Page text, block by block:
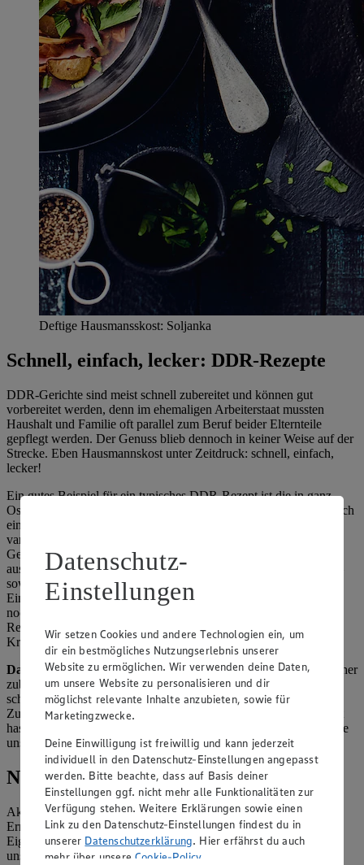
Deftige Hausmansskost: Soljanka
Schnell, einfach, lecker: DDR-Rezepte
DDR-Gerichte sind meist schnell zubereitet und können gut
vorbereitet werden, denn im ehemaligen Arbeiterstaat mussten
Haushalt und Familie oft parallel zum Beruf beider Elternteile
gepflegt werden. Der Genuss blieb dennoch in keiner Weise auf der
Strecke. Eben Hausmannskost unter Zeitdruck: schnell, einfach,
lecker!
Ein gutes Beispiel für ein typisches DDR-Rezept ist die in ganz
Osteuropa verbreitete Soljanka. Der deftige Eintopf begeistert durch
eine süßlich-säuerliche Geschmacksnote und lässt sich vielfach
variieren, je nachdem welche Zutaten gerade im Haus sind.
Gemüse, Gewürzgurken – die nach dem Soljanka-Originalrezept
aus der DDR entscheidend für den besonderen Geschmack sind –
sowie Speck und Schweinefleisch bilden dabei die Grundlage des
Eintopfs. Wie bei unseremSoljanka-Rezept
noch Jagdwurst- und Salami-Würfel zugeben. So wird das DDR-
Rezept noch deftiger, noch würziger, und deiner kulinarischen
Kreativität sind kaum Grenzen gesetzt.
Das Beste:Du kannst die Soljanka sehr gut bereits einen Tag vorher
zubereiten. Wenn der Eintopf nämlich gut durchgezogen ist,
schmeckt er aufgewärmt noch besser. So kann die
Zubereitungsarbeit gemütlich erledigt werden, wenn du dafür Zeit
hast. Ein weiteres und besonderes DDR-Gericht kochst du mithilfe
unseresLungenhaschee-Rezepts.
Neuigkeiten aus der EDEKA Welt
Aktuelle Angebote, leckere Rezeptideen für jeden Geschmack,
Ernährungstipps und Kochtricks sowie Informationen zu
Eigenmarken, Gewinnspielen und Bonusprogrammen gibts mit
unserem Newsletter.
Datenschutz-
Einstellungen
Wir setzen Cookies und andere Technologien ein, um
dir ein bestmögliches Nutzungserlebnis unserer
Website zu ermöglichen. Wir verwenden deine Daten,
um unsere Website zu personalisieren und dir
möglichst relevante Inhalte anzubieten, sowie für
Marketingzwecke.
Deine Einwilligung ist freiwillig und kann jederzeit
individuell in den Datenschutz-Einstellungen angepasst
werden. Bitte beachte, dass auf Basis deiner
Einstellungen ggf. nicht mehr alle Funktionalitäten zur
Verfügung stehen. Weitere Erklärungen sowie einen
Link zu den Datenschutz-Einstellungen findest du in
unserer Datenschutzerklärung. Hier erfährst du auch
mehr über unsereCookie-Policy.